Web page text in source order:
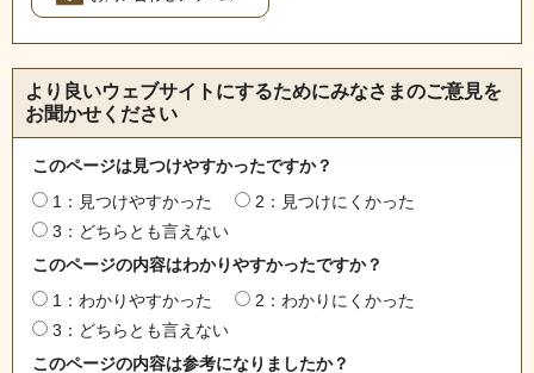
より良いウェブサイトにするためにみなさまのご意見を
お聞かせください
このページは見つけやすかったですか？
1：見つけやすかった
2：見つけにくかった
3：どちらとも言えない
このページの内容はわかりやすかったですか？
1：わかりやすかった
2：わかりにくかった
3：どちらとも言えない
このページの内容は参考になりましたか？